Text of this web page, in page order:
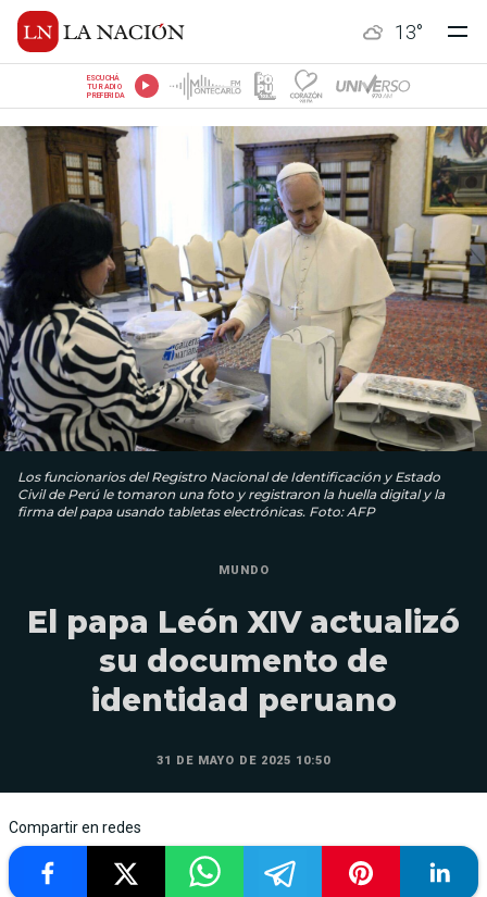
13°
ESCUCHÁ
TU RADIO
PREFERIDA
Los funcionarios del Registro Nacional de Identificación y Estado
Civil de Perú le tomaron una foto y registraron la huella digital y la
firma del papa usando tabletas electrónicas. Foto: AFP
MUNDO
El papa León XIV actualizó
su documento de
identidad peruano
31 DE MAYO DE 2025 10:50
Compartir en redes